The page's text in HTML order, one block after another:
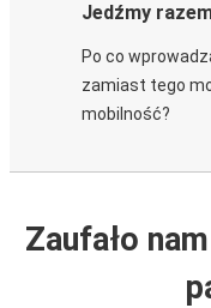
Jedźmy
Po co
zamiast tego
mobilność?
Zaufało